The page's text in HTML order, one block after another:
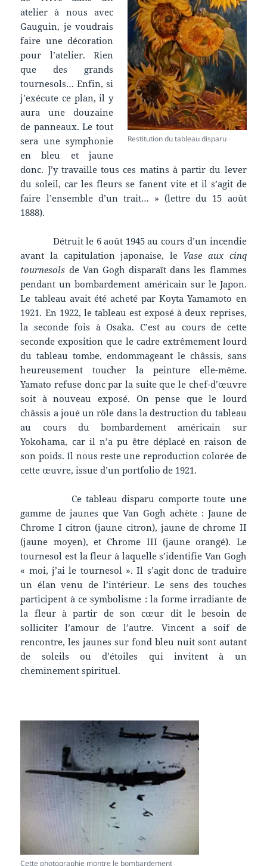
Restitution du tableau disparu
atelier à nous avec
Gauguin, je voudrais
faire une décoration
pour l’atelier. Rien
que des grands
tournesols… Enfin, si
j’exécute ce plan, il y
aura une douzaine
de panneaux. Le tout
sera une symphonie
en bleu et jaune
donc. J’y travaille tous ces matins à partir du lever
du soleil, car les fleurs se fanent vite et il s’agit de
faire l’ensemble d’un trait… » (lettre du 15 août
1888).
Détruit le 6 août 1945 au cours d’un incendie
avant la capitulation japonaise, le Vase aux cinq
tournesols de Van Gogh disparaît dans les flammes
pendant un bombardement américain sur le Japon.
Le tableau avait été acheté par Koyta Yamamoto en
1921. En 1922, le tableau est exposé à deux reprises,
la seconde fois à Osaka. C’est au cours de cette
seconde exposition que le cadre extrêmement lourd
du tableau tombe, endommageant le châssis, sans
heureusement toucher la peinture elle-même.
Yamato refuse donc par la suite que le chef-d’œuvre
soit à nouveau exposé. On pense que le lourd
châssis a joué un rôle dans la destruction du tableau
au cours du bombardement américain sur
Yokohama, car il n’a pu être déplacé en raison de
son poids. Il nous reste une reproduction colorée de
cette œuvre, issue d’un portfolio de 1921.
Ce tableau disparu comporte toute une
gamme de jaunes que Van Gogh achète : Jaune de
Chrome I citron (jaune citron), jaune de chrome II
(jaune moyen), et Chrome III (jaune orangé). Le
tournesol est la fleur à laquelle s’identifie Van Gogh
« moi, j’ai le tournesol ». Il s’agit donc de traduire
un élan venu de l’intérieur. Le sens des touches
participent à ce symbolisme : la forme irradiante de
la fleur à partir de son cœur dit le besoin de
solliciter l’amour de l’autre. Vincent a soif de
rencontre, les jaunes sur fond bleu nuit sont autant
de soleils ou d’étoiles qui invitent à un
cheminement spirituel.
Cette photographie montre le bombardement